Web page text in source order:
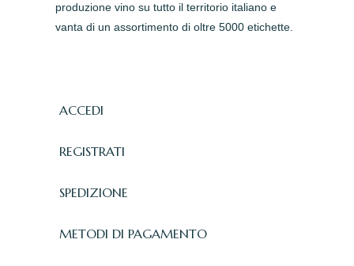
produzione vino su tutto il territorio italiano e
vanta di un assortimento di oltre 5000 etichette.
ACCEDI
REGISTRATI
SPEDIZIONE
METODI DI PAGAMENTO